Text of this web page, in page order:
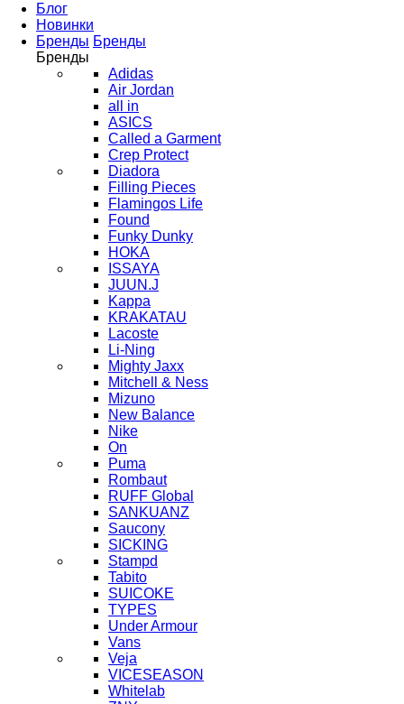
Блог
Новинки
Бренды Бренды
Бренды
Adidas
Air Jordan
all in
ASICS
Called a Garment
Crep Protect
Diadora
Filling Pieces
Flamingos Life
Found
Funky Dunky
HOKA
ISSAYA
JUUN.J
Kappa
KRAKATAU
Lacoste
Li-Ning
Mighty Jaxx
Mitchell & Ness
Mizuno
New Balance
Nike
On
Puma
Rombaut
RUFF Global
SANKUANZ
Saucony
SICKING
Stampd
Tabito
SUICOKE
TYPES
Under Armour
Vans
Veja
VICESEASON
Whitelab